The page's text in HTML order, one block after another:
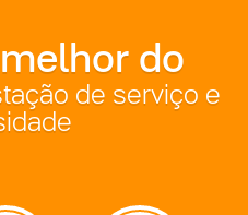
do
de serviço e